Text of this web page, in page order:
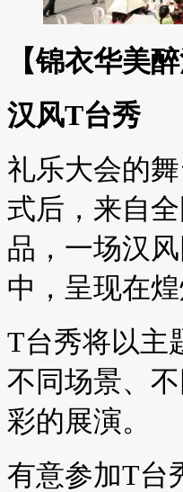
【锦衣华美醉
汉风T台秀
礼乐大会的
式后，来自
品，一场汉
中，呈现在煌
T台秀将以主
不同场景、
彩的展演。
有意参加T台